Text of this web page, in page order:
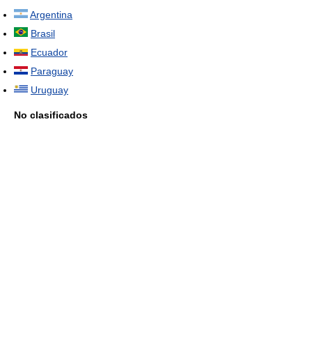
Argentina
Brasil
Ecuador
Paraguay
Uruguay
No clasificados